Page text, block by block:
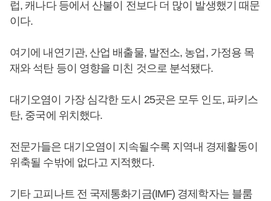
럽, 캐나다 등에서 산불이 전보다 더 많이 발생했기 때문
이다.
여기에 내연기관, 산업 배출물, 발전소, 농업, 가정용 목
재와 석탄 등이 영향을 미친 것으로 분석됐다.
대기오염이 가장 심각한 도시 25곳은 모두 인도, 파키스
탄, 중국에 위치했다.
전문가들은 대기오염이 지속될수록 지역내 경제활동이
위축될 수밖에 없다고 지적했다.
기타 고피나트 전 국제통화기금(IMF) 경제학자는 블룸